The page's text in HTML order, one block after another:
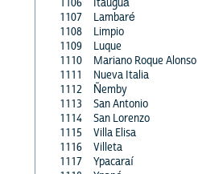
1106
Itauguá
1107
Lambaré
1108
Limpio
1109
Luque
1110
Mariano Roque Alonso
1111
Nueva Italia
1112
Ñemby
1113
San Antonio
1114
San Lorenzo
1115
Villa Elisa
1116
Villeta
1117
Ypacaraí